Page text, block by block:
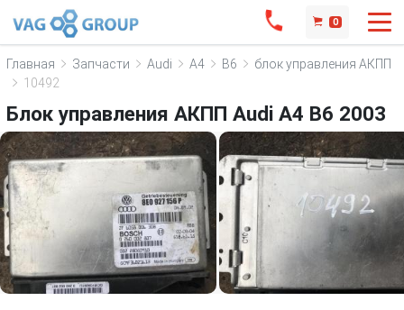
0
Главная Запчасти Audi A4 B6
блок управления АКПП
10492
Блок управления АКПП Audi A4 B6 2003